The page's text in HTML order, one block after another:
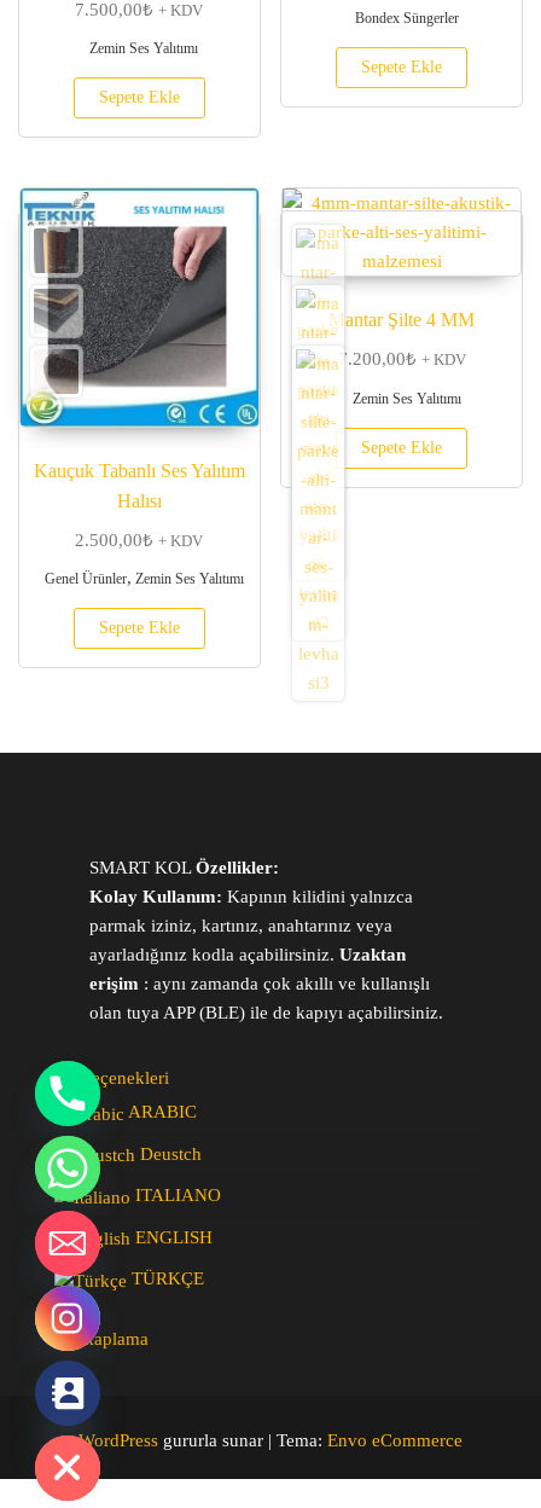
5 üzerinden
oy aldı
7.500,00₺ + KDV
Zemin Ses Yalıtımı
Sepete Ekle
oy aldı
Bondex Süngerler
Sepete Ekle
Kauçuk Tabanlı Ses Yalıtım
Halısı
2.500,00₺ + KDV
Genel Ürünler, Zemin Ses Yalıtımı
Sepete Ekle
Mantar Şilte 4 MM
7.200,00₺ + KDV
Zemin Ses Yalıtımı
Sepete Ekle
SMART KOLÖzellikler:
Kolay Kullanım: Kapının kilidini yalnızca
parmak iziniz, kartınız, anahtarınız veya
ayarladığınız kodla açabilirsiniz. Uzaktan
erişim : aynı zamanda çok akıllı ve kullanışlı
olan tuya APP (BLE) ile de kapıyı açabilirsiniz.
Dil Seçenekleri
ARABIC
Deustch
ITALIANO
ENGLISH
TÜRKÇE
spc kaplama
WordPress gururla sunar | Tema: Envo eCommerce
H
i
d
e
c
h
a
t
y